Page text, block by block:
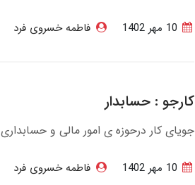
فاطمه خسروی فرد
کارجو : حسابدار
جویای کار درحوزه ی امور مالی و حسابداری
فاطمه خسروی فرد